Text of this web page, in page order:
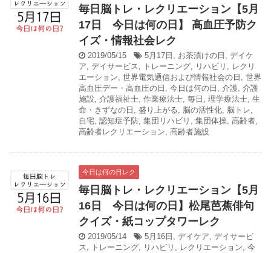
毎日脳トレ・レクリエーション【5月
17日 今日は何の日】 高血圧予防ク
イズ・情報社会レク
2019/05/15 5月17日 , お茶漬けの日 , デイケ
ア, デイサービス, トレーニング, リハビリ , レクリ
エーション, 世界電気通信および情報社会の日 , 世界
高血圧デー・高血圧の日 , 今日は何の日 , 介護, 介護
施設, 介護福祉士, 作業療法士, 毎日 , 理学療法士, 生
命・きずなの日 , 盛り上がる, 脳の活性化, 脳トレ,
自宅, 認知症予防, 集団リハビリ , 集団体操, 高齢者,
高齢者レクリエーション, 高齢者施設
今日は何の日レク
毎日脳トレ・レクリエーション【5月
16日 今日は何の日】松尾芭蕉俳句
クイズ・紙コップタワーレク
2019/05/14 5月16日 , デイケア, デイサービ
ス, トレーニング, リハビリ , レクリエーション, 今